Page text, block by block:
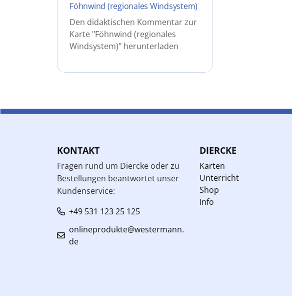
Föhnwind (regionales Windsystem)
Den didaktischen Kommentar zur
Karte "Föhnwind (regionales
Windsystem)" herunterladen
KONTAKT
Fragen rund um Diercke oder zu
Bestellungen beantwortet unser
Kundenservice:
+49 531 123 25 125
onlineprodukte@westermann.
de
DIERCKE
Karten
Unterricht
Shop
Info